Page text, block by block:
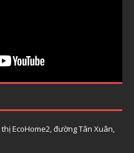
thị EcoHome2, đường Tân Xuân,